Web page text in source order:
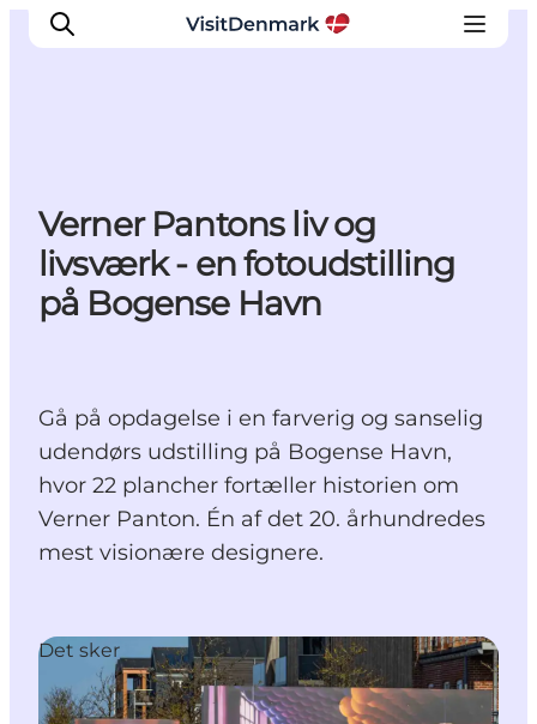
Inspiration
Destinationer
Oplevelser
Overnatning
Verner Pantons liv og
livsværk - en fotoudstilling
på Bogense Havn
Gå på opdagelse i en farverig og sanselig
udendørs udstilling på Bogense Havn,
hvor 22 plancher fortæller historien om
Verner Panton. Én af det 20. århundredes
mest visionære designere.
Det sker